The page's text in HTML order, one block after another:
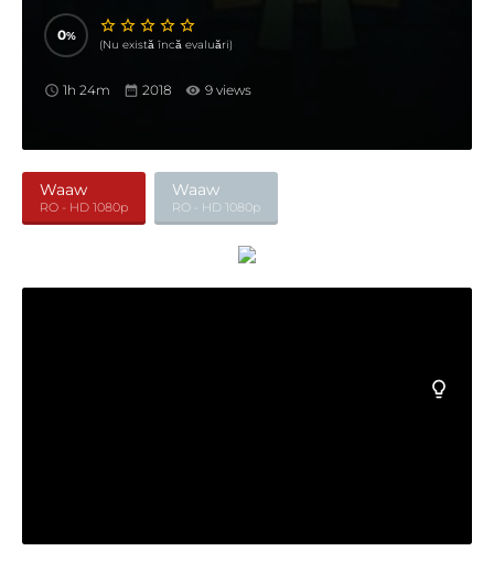
0
(Nu există încă evaluări)
1h 24m 2018 9 views
Waaw
RO - HD 1080p
Waaw
RO - HD 1080p